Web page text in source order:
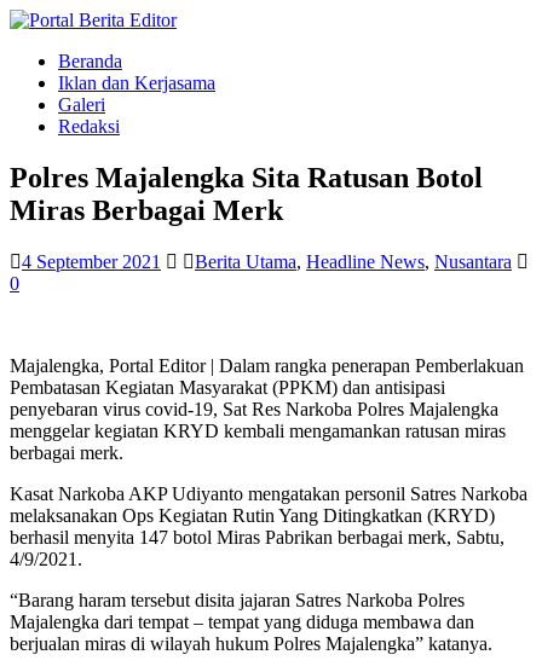
Beranda
Iklan dan Kerjasama
Galeri
Redaksi
Polres Majalengka Sita Ratusan Botol
Miras Berbagai Merk
4 September 2021 Berita Utama, Headline News, Nusantara
0
Majalengka, Portal Editor | Dalam rangka penerapan Pemberlakuan
Pembatasan Kegiatan Masyarakat (PPKM) dan antisipasi
penyebaran virus covid-19, Sat Res Narkoba Polres Majalengka
menggelar kegiatan KRYD kembali mengamankan ratusan miras
berbagai merk.
Kasat Narkoba AKP Udiyanto mengatakan personil Satres Narkoba
melaksanakan Ops Kegiatan Rutin Yang Ditingkatkan (KRYD)
berhasil menyita 147 botol Miras Pabrikan berbagai merk, Sabtu,
4/9/2021.
“Barang haram tersebut disita jajaran Satres Narkoba Polres
Majalengka dari tempat – tempat yang diduga membawa dan
berjualan miras di wilayah hukum Polres Majalengka” katanya.